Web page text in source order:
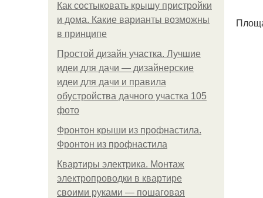
Как состыковать крышу пристройки
и дома. Какие варианты возможны
в принципе
Простой дизайн участка. Лучшие
идеи для дачи — дизайнерские
идеи для дачи и правила
обустройства дачного участка 105
фото
Фронтон крыши из профнастила.
Фронтон из профнастила
Квартиры электрика. Монтаж
электропроводки в квартире
своими руками — пошаговая